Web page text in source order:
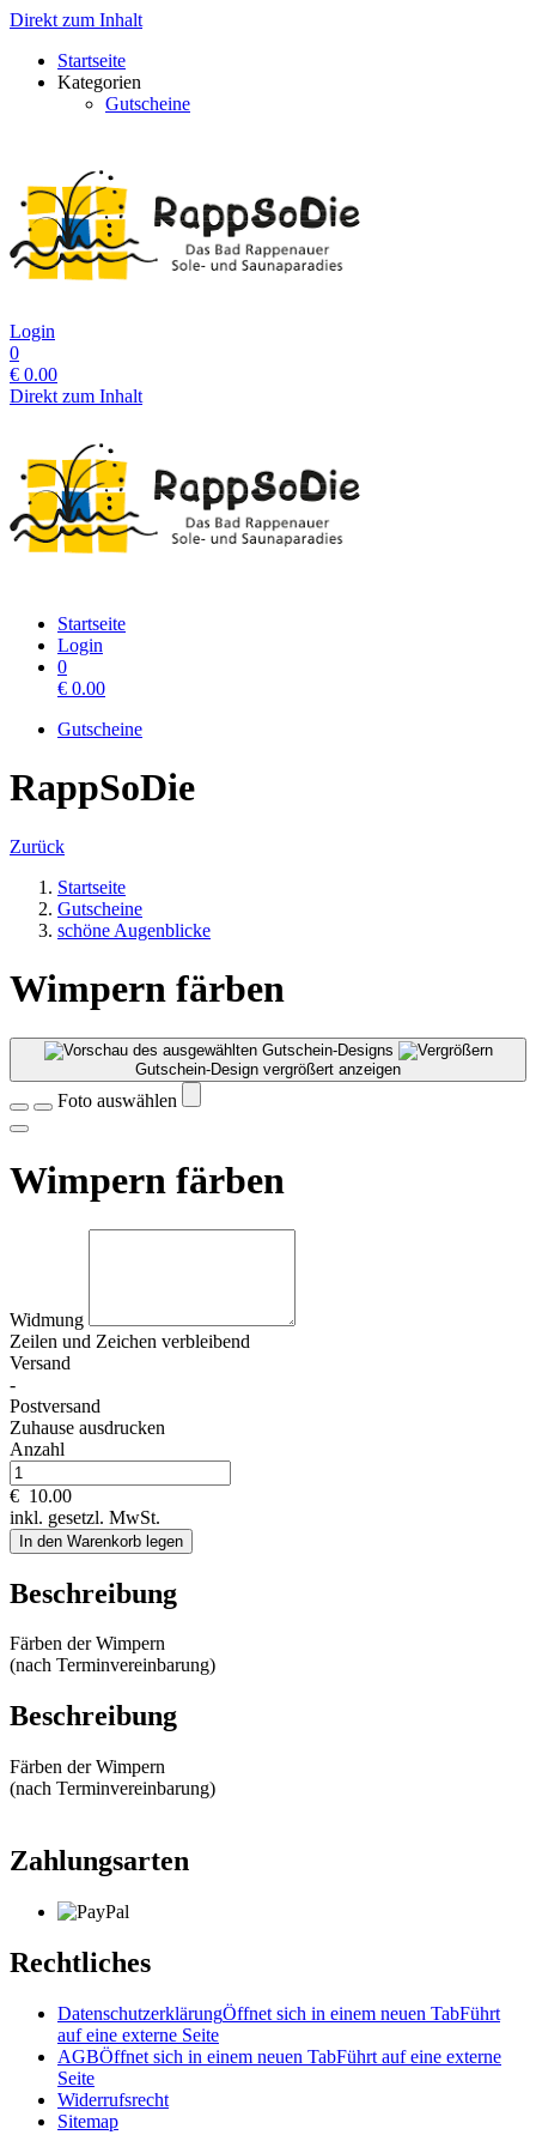
Direkt zum Inhalt
Startseite
Kategorien
Gutscheine
Login
0
€ 0.00
Direkt zum Inhalt
Startseite
Login
0
€ 0.00
Gutscheine
RappSoDie
Zurück
Startseite
Gutscheine
schöne Augenblicke
Wimpern färben
Gutschein-Design vergrößert anzeigen
Foto auswählen
Wimpern färben
Widmung
Zeilen und Zeichen verbleibend
Versand
-
Postversand
Zuhause ausdrucken
Anzahl
€ 10.00
inkl. gesetzl. MwSt.
In den Warenkorb legen
Beschreibung
Färben der Wimpern
(nach Terminvereinbarung)
Beschreibung
Färben der Wimpern
(nach Terminvereinbarung)
Zahlungsarten
Rechtliches
DatenschutzerklärungÖffnet sich in einem neuen TabFührt
auf eine externe Seite
AGBÖffnet sich in einem neuen TabFührt auf eine externe
Seite
Widerrufsrecht
Sitemap